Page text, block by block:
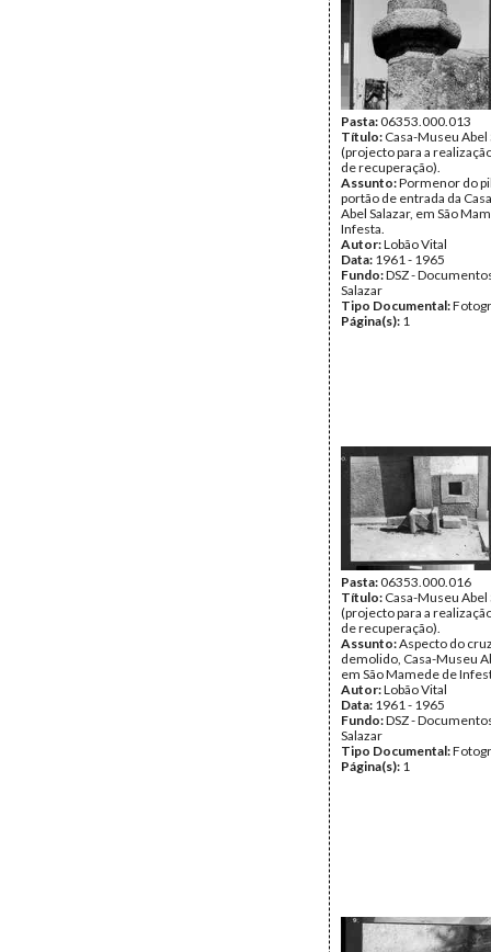
Pasta:06353.000.013
Título: Casa-Museu Abel
(projecto para a
de recuperação).
Assunto:Pormenor do
portão de entrada da
Abel Salazar, em São
Infesta.
Autor:Lobão Vital
Data: 1961 - 1965
Fundo:DSZ -
Salazar
Tipo Documental:
Página(s): 1
Pasta:06353.000.016
Título: Casa-Museu Abel
(projecto para a
de recuperação).
Assunto:Aspecto do
demolido, Casa-Museu
em São Mamede de
Autor:Lobão Vital
Data: 1961 - 1965
Fundo:DSZ -
Salazar
Tipo Documental:
Página(s): 1